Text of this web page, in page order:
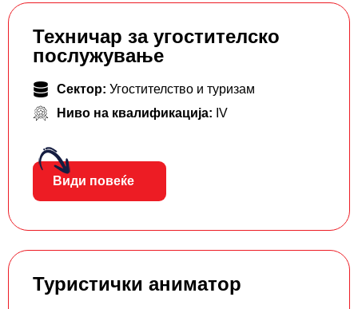
Техничар за угостителско
послужување
Сектор: Угостителство и туризам
Ниво на квалификација: IV
Види повеќе
Туристички аниматор